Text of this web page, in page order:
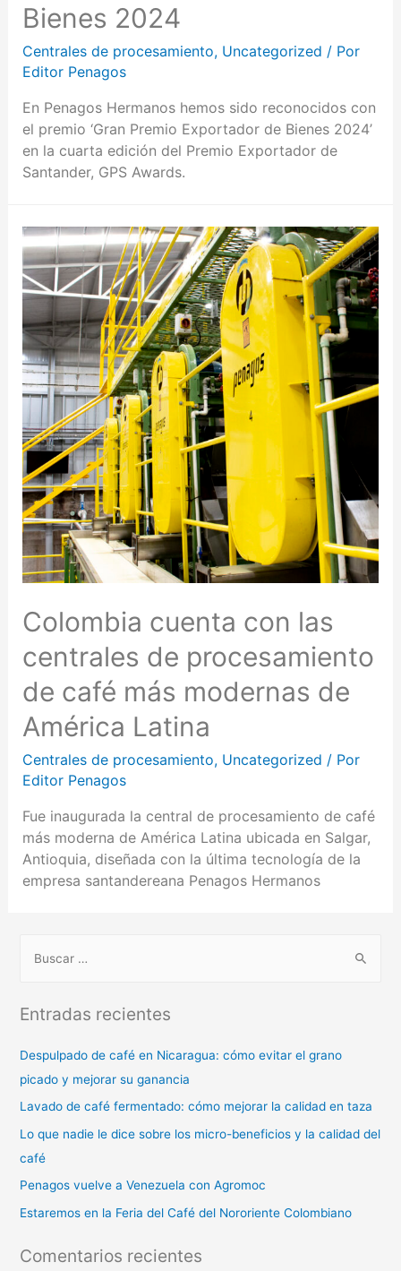
Bienes 2024
Centrales de procesamiento, Uncategorized / Por
Editor Penagos
En Penagos Hermanos hemos sido reconocidos con
el premio ‘Gran Premio Exportador de Bienes 2024’
en la cuarta edición del Premio Exportador de
Santander, GPS Awards.
Colombia cuenta con las
centrales de procesamiento
de café más modernas de
América Latina
Centrales de procesamiento, Uncategorized / Por
Editor Penagos
Fue inaugurada la central de procesamiento de café
más moderna de América Latina ubicada en Salgar,
Antioquia, diseñada con la última tecnología de la
empresa santandereana Penagos Hermanos
Entradas recientes
Despulpado de café en Nicaragua: cómo evitar el grano
picado y mejorar su ganancia
Lavado de café fermentado: cómo mejorar la calidad en taza
Lo que nadie le dice sobre los micro-beneficios y la calidad del
café
Penagos vuelve a Venezuela con Agromoc
Estaremos en la Feria del Café del Nororiente Colombiano
Comentarios recientes